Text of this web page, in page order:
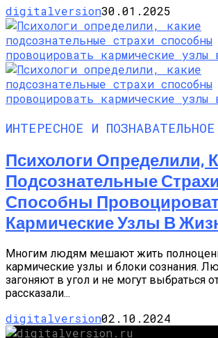
digitalversion30.01.2025
ИНТЕРЕСНОЕ И ПОЗНАВАТЕЛЬНОЕ
Психологи Определили,
Подсознательные Страхи
Способны
Кармические Узлы В
Многим людям мешают жить
кармические узлы и блоки сознания.
загоняют в угол и не могут выбраться
рассказали...
digitalversion02.10.2024